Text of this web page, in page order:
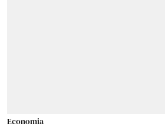
Economia